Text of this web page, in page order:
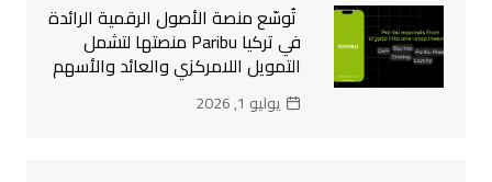
تُوسّع منصة الأصول الرقمية الرائدة
في تركيا Paribu منصتها لتشمل
التمويل اللامركزي والعائد والأسهم
يوليو 1, 2026